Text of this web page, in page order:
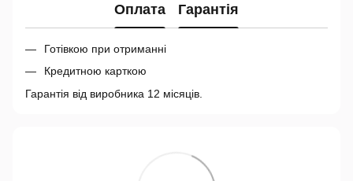
Оплата Гарантія
Готівкою при отриманні
Кредитною карткою
Гарантія від виробника 12 місяців.